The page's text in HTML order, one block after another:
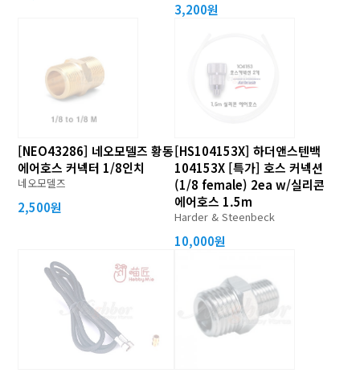
3,200원
[NEO43286] 네오모델즈 황동
에어호스 커넥터 1/8인치
네오모델즈
2,500원
[HS104153X] 하더앤스텐백
104153X [특가] 호스 커넥션
(1/8 female) 2ea w/실리콘
에어호스 1.5m
Harder & Steenbeck
10,000원